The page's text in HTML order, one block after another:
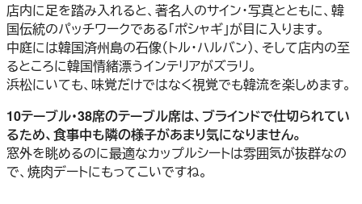
店内に足を踏み入れると、著名人のサイン・写真とともに、韓
国伝統のパッチワークである「ポシャギ」が目に入ります。
中庭には韓国済州島の石像（トル・ハルバン）、そして店内の至
るところに韓国情緒漂うインテリアがズラリ。
浜松にいても、味覚だけではなく視覚でも韓流を楽しめます。
10テーブル・38席のテーブル席は、ブラインドで仕切られてい
るため、食事中も隣の様子があまり気になりません。
窓外を眺めるのに最適なカップルシートは雰囲気が抜群なの
で、焼肉デートにもってこいですね。